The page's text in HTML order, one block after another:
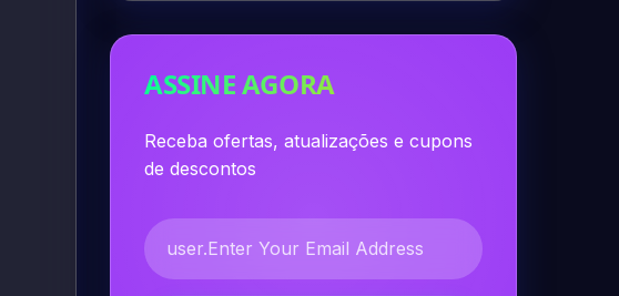
ASSINE AGORA
Receba ofertas, atualizações e cupons
de descontos